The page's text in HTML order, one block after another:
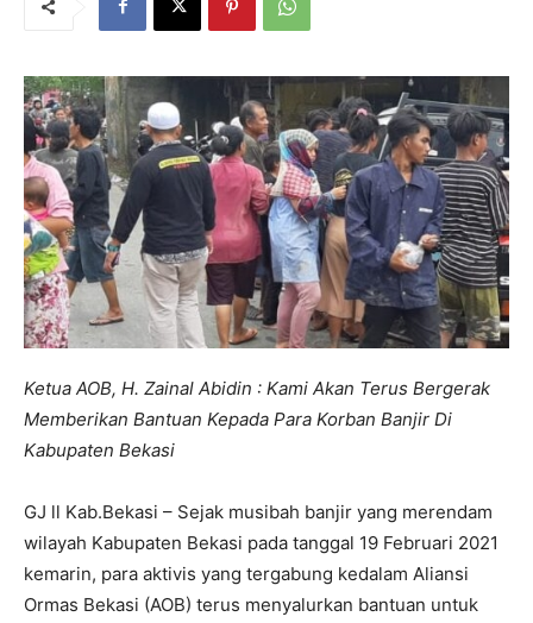
Ketua AOB, H. Zainal Abidin : Kami Akan Terus Bergerak
Memberikan Bantuan Kepada Para Korban Banjir Di
Kabupaten Bekasi
GJ ll Kab.Bekasi – Sejak musibah banjir yang merendam
wilayah Kabupaten Bekasi pada tanggal 19 Februari 2021
kemarin, para aktivis yang tergabung kedalam Aliansi
Ormas Bekasi (AOB) terus menyalurkan bantuan untuk